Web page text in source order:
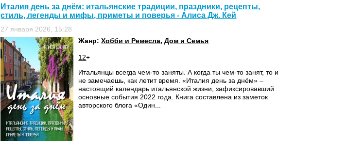
Италия день за днём: итальянские традиции, праздники, рецепты,
стиль, легенды и мифы, приметы и поверья - Алиса Дж. Кей
27 января 2026, 15:28
Жанр:Хобби и Ремесла,Дом и Семья
12+
Итальянцы всегда чем-то заняты. А когда ты чем-то занят, то и
не замечаешь, как летит время. «Италия день за днём» –
настоящий календарь итальянской жизни, зафиксировавший
основные события 2022 года. Книга составлена из заметок
авторского блога «Один...